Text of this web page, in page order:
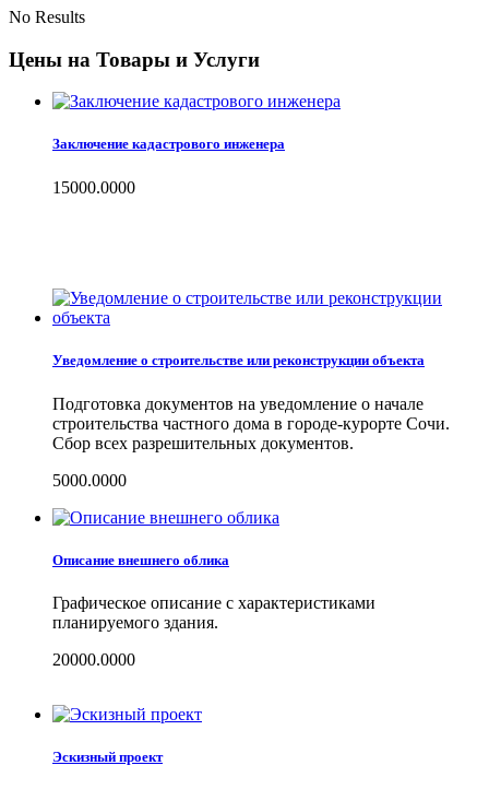
No Results
Цены на Товары и Услуги
Заключение кадастрового инженера
15000.0000
Уведомление о строительстве или реконструкции объекта
Подготовка документов на уведомление о начале
строительства частного дома в городе-курорте Сочи.
Сбор всех разрешительных документов.
5000.0000
Описание внешнего облика
Графическое описание с характеристиками
планируемого здания.
20000.0000
Эскизный проект